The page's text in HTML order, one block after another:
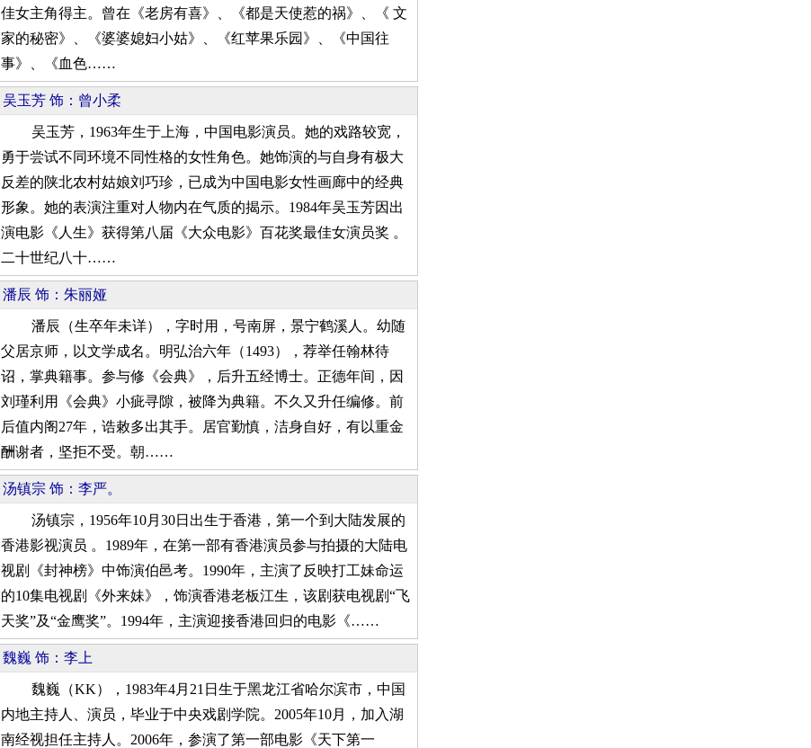
佳女主角得主。曾在《老房有喜》、《都是天使惹的祸》、《 文
家的秘密》、《婆婆媳妇小姑》、《红苹果乐园》、《中国往
事》、《血色……
吴玉芳 饰：曾小柔
吴玉芳，1963年生于上海，中国电影演员。她的戏路较宽，
勇于尝试不同环境不同性格的女性角色。她饰演的与自身有极大
反差的陕北农村姑娘刘巧珍，已成为中国电影女性画廊中的经典
形象。她的表演注重对人物内在气质的揭示。1984年吴玉芳因出
演电影《人生》获得第八届《大众电影》百花奖最佳女演员奖 。
二十世纪八十……
潘辰 饰：朱丽娅
潘辰（生卒年未详），字时用，号南屏，景宁鹤溪人。幼随
父居京师，以文学成名。明弘治六年（1493），荐举任翰林待
诏，掌典籍事。参与修《会典》，后升五经博士。正德年间，因
刘瑾利用《会典》小疵寻隙，被降为典籍。不久又升任编修。前
后值内阁27年，诰敕多出其手。居官勤慎，洁身自好，有以重金
酬谢者，坚拒不受。朝……
汤镇宗 饰：李严。
汤镇宗，1956年10月30日出生于香港，第一个到大陆发展的
香港影视演员 。1989年，在第一部有香港演员参与拍摄的大陆电
视剧《封神榜》中饰演伯邑考。1990年，主演了反映打工妹命运
的10集电视剧《外来妹》，饰演香港老板江生，该剧获电视剧“飞
天奖”及“金鹰奖”。1994年，主演迎接香港回归的电影《……
魏巍 饰：李上
魏巍（KK），1983年4月21日生于黑龙江省哈尔滨市，中国
内地主持人、演员，毕业于中央戏剧学院。2005年10月，加入湖
南经视担任主持人。2006年，参演了第一部电影《天下第一